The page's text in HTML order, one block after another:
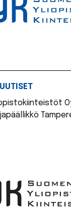
UUTISET